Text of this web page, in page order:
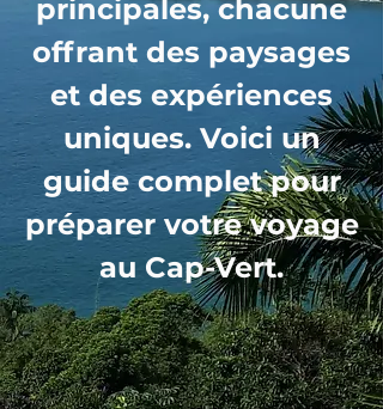
principales, chacune
offrant des paysages
et des expériences
uniques. Voici un
guide complet pour
préparer votre voyage
au Cap-Vert.